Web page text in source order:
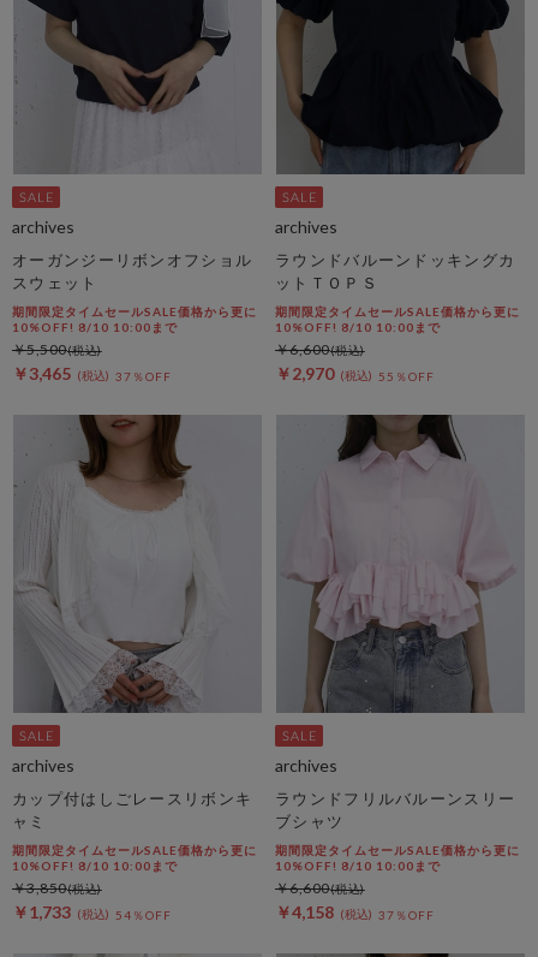
archives
オーガンジーリボンオフショル
スウェット
期間限定タイムセールSALE価格から更に
10%OFF! 8/10 10:00まで
￥5,500
￥3,465 37％OFF
archives
ラウンドバルーンドッキングカ
ットＴＯＰＳ
期間限定タイムセールSALE価格から更に
10%OFF! 8/10 10:00まで
￥6,600
￥2,970 55％OFF
archives
カップ付はしごレースリボンキ
ャミ
期間限定タイムセールSALE価格から更に
10%OFF! 8/10 10:00まで
￥3,850
￥1,733 54％OFF
archives
ラウンドフリルバルーンスリー
ブシャツ
期間限定タイムセールSALE価格から更に
10%OFF! 8/10 10:00まで
￥6,600
￥4,158 37％OFF